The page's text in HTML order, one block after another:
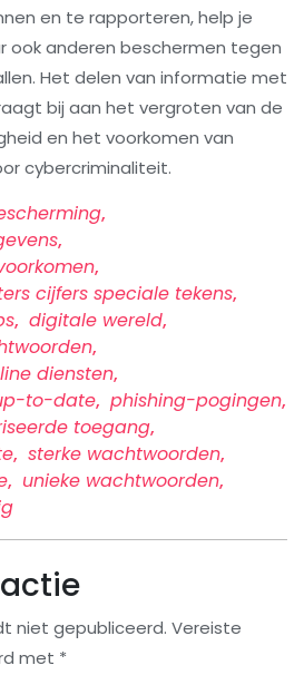
en te rapporteren, help je
ook anderen beschermen tegen
Het delen van informatie met
bij aan het vergroten van de
en het voorkomen van
cybercriminaliteit.
,
,
,
cijfers speciale tekens,
, digitale wereld,
,
diensten,
to-date, phishing-pogingen,
toegang,
, sterke wachtwoorden,
, unieke wachtwoorden,
niet gepubliceerd. Vereiste
met *